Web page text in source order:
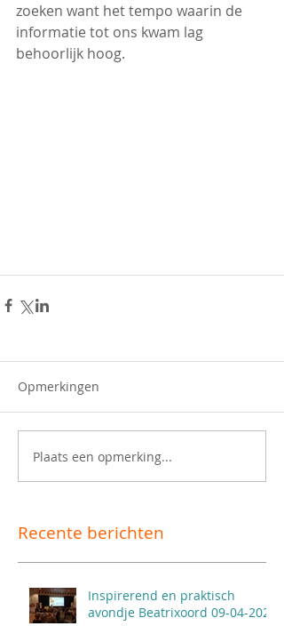
zoeken want het tempo waarin de
informatie tot ons kwam lag
behoorlijk hoog.
Opmerkingen
Plaats een opmerking...
Recente berichten
Inspirerend en praktisch
avondje Beatrixoord 09-04-2026